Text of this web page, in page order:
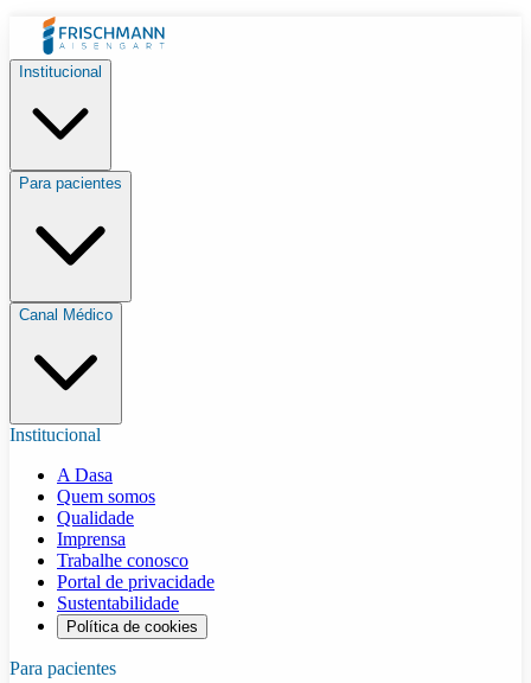
Institucional
Para pacientes
Canal Médico
Institucional
A Dasa
Quem somos
Qualidade
Imprensa
Trabalhe conosco
Portal de privacidade
Sustentabilidade
Política de cookies
Para pacientes